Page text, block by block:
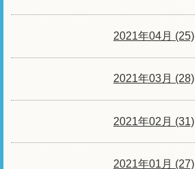
2021年04月 (25)
2021年03月 (28)
2021年02月 (31)
2021年01月 (27)